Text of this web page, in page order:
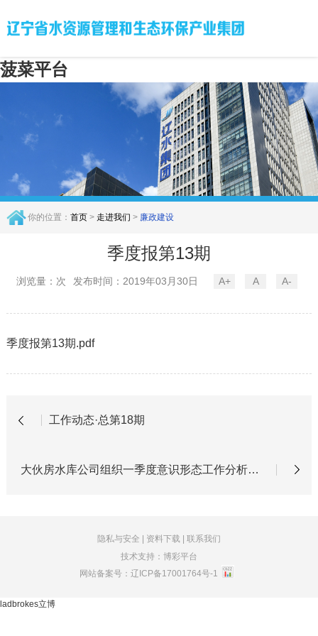
菠菜平台
你的位置： 首页> 走进我们 > 廉政建设
季度报第13期
浏览量：次 发布时间：2019年03月30日 A+ A A-
季度报第13期.pdf
工作动态·总第18期
大伙房水库公司组织一季度意识形态工作分析研判
隐私与安全 资料下载| 联系我们
技术支持：博彩平台
网站备案号：辽ICP备17001764号-1
ladbrokes立博